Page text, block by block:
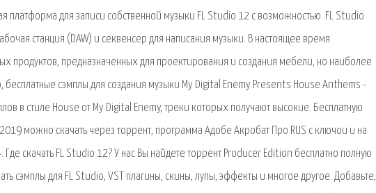
платформа для записи собственной музыки FL Studio 12 с возможностью. FL Studio
станция (DAW) и секвенсер для написания музыки. В настоящее время
продуктов, предназначенных для проектирования и создания мебели, но наиболее
бесплатные сэмплы для создания музыки My Digital Enemy Presents House Anthems -
в стиле House от My Digital Enemy, треки которых получают высокие. Бесплатную
можно скачать через торрент, программа Адобе Акробат Про RUS с ключои и на
скачать FL Studio 12? У нас Вы найдете торрент Producer Edition бесплатно полную
сэмплы для FL Studio, VST плагины, скины, лупы, эффекты и многое другое. Добавьте,